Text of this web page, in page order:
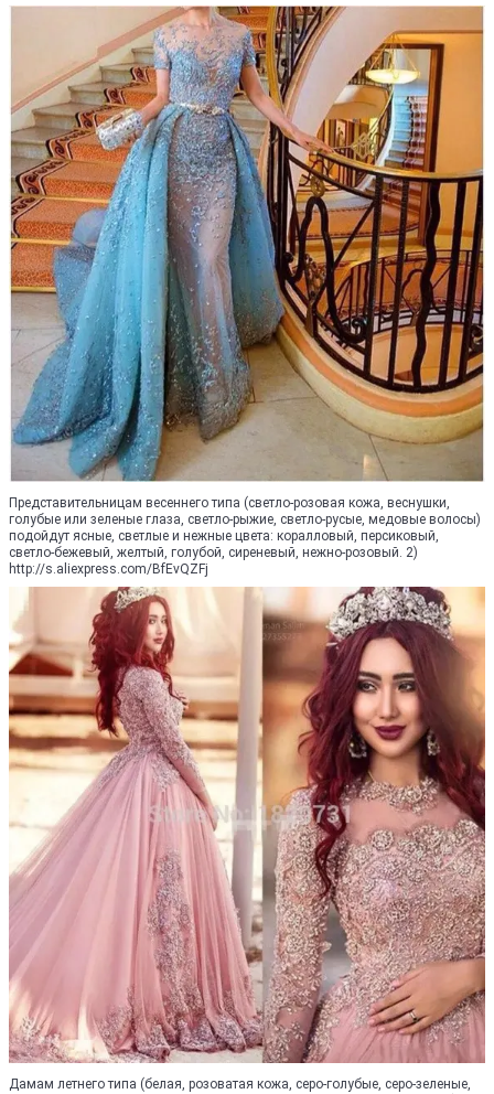
Представительницам весеннего типа (светло-розовая кожа, веснушки,
голубые или зеленые глаза, светло-рыжие, светло-русые, медовые волосы)
подойдут ясные, светлые и нежные цвета: коралловый, персиковый,
светло-бежевый, желтый, голубой, сиреневый, нежно-розовый. 2)
http://s.aliexpress.com/BfEvQZFj
Дамам летнего типа (белая, розоватая кожа, серо-голубые, серо-зеленые,